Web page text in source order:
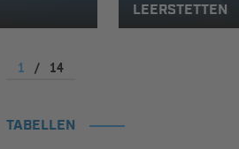
LEERSTETTEN
1 / 14
TABELLEN